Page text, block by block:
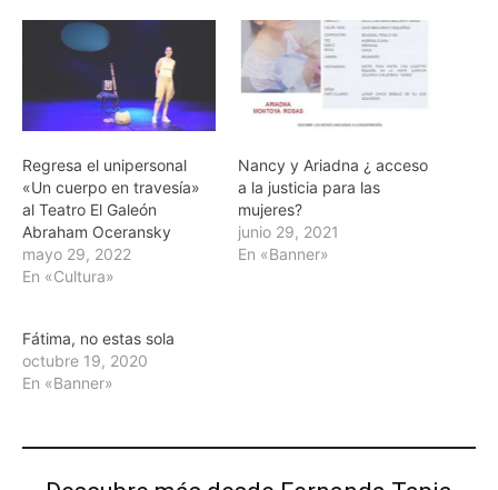
Regresa el unipersonal
«Un cuerpo en travesía»
al Teatro El Galeón
Abraham Oceransky
mayo 29, 2022
En «Cultura»
Nancy y Ariadna ¿ acceso
a la justicia para las
mujeres?
junio 29, 2021
En «Banner»
Fátima, no estas sola
octubre 19, 2020
En «Banner»